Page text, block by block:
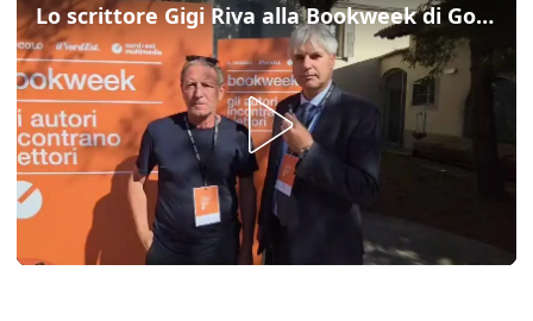
Lo scrittore Gigi Riva alla Bookweek di Gorizia: "Non abbiamo ancora imparato la lezione di Sarajevo"